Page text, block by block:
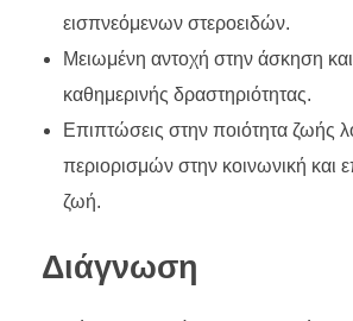
εισπνεόμενων στεροειδών.
Μειωμένη αντοχή στην άσκηση
καθημερινής δραστηριότητας.
Επιπτώσεις στην ποιότητα ζωής
περιορισμών στην κοινωνική και
ζωή.
Διάγνωση